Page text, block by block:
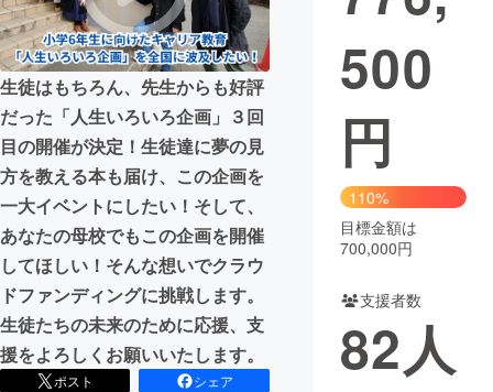
ビジネス・起業 チャレンジ
まちづくり・地域活性化
CAMPFIRE for Social Good
CAMPFIRE Creation
CAMPFIREふるさと納税machi-ya コミュニティ
生徒はもちろん、先生からも好評
だった「人生いろいろ企画」３回
目の開催が決定！生徒達に夢の見
方を教える本も届け、この企画を
一大イベントにしたい！そして、
あなたの母校でもこの企画を開催
してほしい！そんな想いでクラウ
ドファンディングに挑戦します。
生徒たちの未来のために応援、支
援をよろしくお願いいたします。
ポスト
シェア
500
円
110%
目標金額は
700,000円
支援者数
82人